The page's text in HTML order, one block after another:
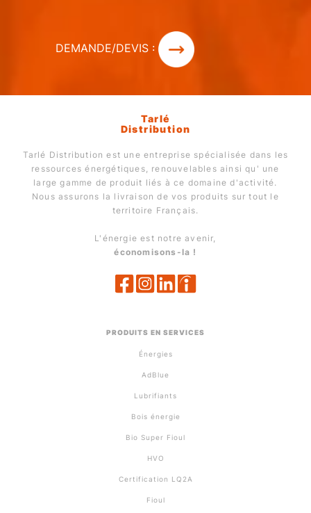
DEMANDE/DEVIS :
Tarlé
Distribution
Tarlé Distribution est une entreprise spécialisée dans les
ressources énergétiques, renouvelables ainsi qu' une
large gamme de produit liés à ce domaine d'activité.
Nous assurons la livraison de vos produits sur tout le
territoire Français.
L'énergie est notre avenir,
économisons-la !
PRODUITS EN SERVICES
Énergies
AdBlue
Lubrifiants
Bois énergie
Bio Super Fioul
HVO
Certification LQ2A
Fioul